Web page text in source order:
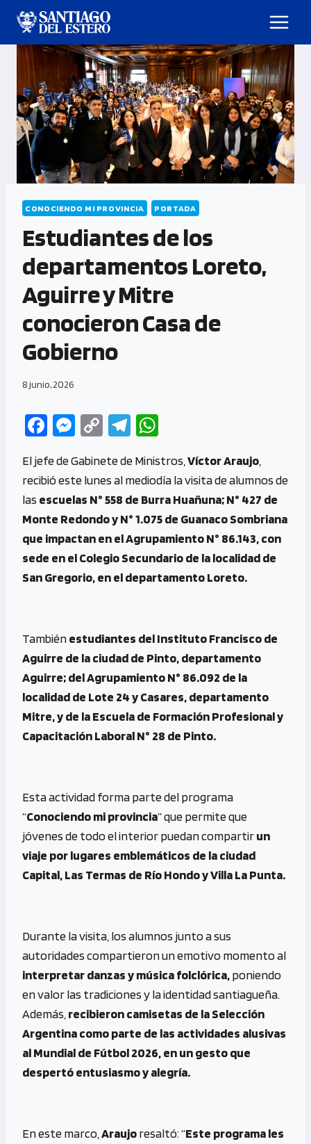
CONOCIENDO MI PROVINCIA PORTADA
Estudiantes de los
departamentos Loreto,
Aguirre y Mitre
conocieron Casa de
Gobierno
8 junio, 2026
Fa
b
o
o
k
M
se
n
g
er
C
py
Li
n
k
Te
gr
a
m
at
s
A
p
p
El jefe de Gabinete de Ministros, Víctor Araujo
recibió este lunes al mediodía la visita de alumnos de
las escuelas N° 558 de Burra Huañuna; N° 427 de
Monte Redondo y N° 1.075 de Guanaco Sombriana
que impactan en el Agrupamiento N° 86.143, con
sede en el Colegio Secundario de la localidad de
San Gregorio, en el departamento Loreto.
Tambiénestudiantes del Instituto Francisco de
Aguirre de la ciudad de Pinto, departamento
Aguirre; del Agrupamiento N° 86.092 de la
localidad de Lote 24 y Casares, departamento
Mitre, y de la Escuela de Formación Profesional y
Capacitación Laboral N° 28 de Pinto.
Esta actividad forma parte del programa
“Conociendo mi provincia” que permite que
jóvenes de todo el interior puedan compartirun
viaje por lugares emblemáticos de la ciudad
Capital, Las Termas de Río Hondo y Villa La Punta.
Durante la visita, los alumnos junto a sus
autoridades compartieron un emotivo momento al
interpretar danzas y música folclórica,poniendo
en valor las tradiciones y la identidad santiagueña.
Además, recibieron camisetas de la Selección
Argentina como parte de las actividades alusivas
al Mundial de Fútbol 2026, en un gesto que
despertó entusiasmo y alegría.
En este marco, Araujoresaltó: “Este programa les